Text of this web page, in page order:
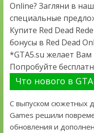
Online? Загляни в
специальные
Купите Red Dead
бонусы в Red Dead
*GTA5.su желает Вам
Попробуйте
Что нового в
С выпуском сюжетных
Games решили
обновления и